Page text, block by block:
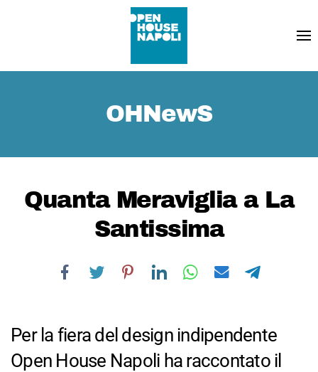
OHNewS
Quanta Meraviglia a La
Santissima
Per la fiera del design indipendente
Open House Napoli ha raccontato il